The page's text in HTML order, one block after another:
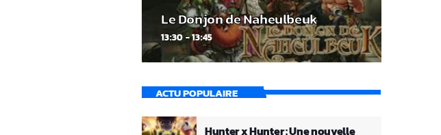
Le Donjon de Naheulbeuk
13:30 - 13:45
ACTU POPULAIRE
Hunter x Hunter : Une nouvelle